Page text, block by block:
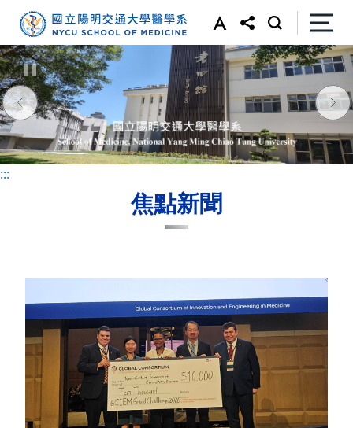
:::
:::
焦點新聞